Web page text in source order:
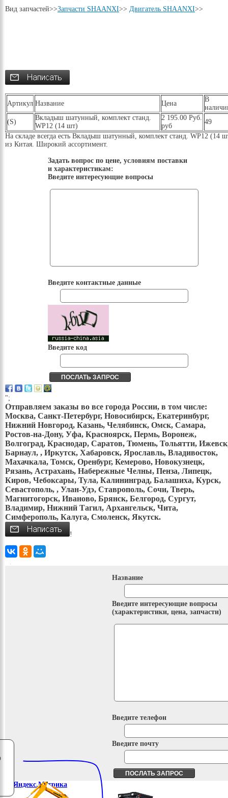
Вид запчастей>>Запчасти SHAANXI>> Двигатель SHAANXI>>
Артикул Название Цена
В
(S)
Вкладыш шатунный, комплект станд.
WP12 (14 шт)
2 195.00 Руб.
руб
49
На складе всегда есть Вкладыш шатунный, комплект станд. WP12 (14
из Китая. Широкий ассортимент.
Задать вопрос по цене, условиям поставки
и характеристикам:
Введите интересующие вопросы
Введите контактные данные
Введите код
";
Отправляем заказы во все города России, в том числе:
Москва, Санкт-Петербург, Новосибирск, Екатеринбург,
Нижний Новгород, Казань, Челябинск, Омск, Самара,
Ростов-на-Дону, Уфа, Красноярск, Пермь, Воронеж,
Волгоград, Краснодар, Саратов, Тюмень, Тольятти,
Барнаул, , Иркутск, Хабаровск, Ярославль, Владивосток,
Махачкала, Томск, Оренбург, Кемерово, Новокузнецк,
Рязань, Астрахань, Набережные Челны, Пенза, Липецк,
Киров, Чебоксары, Тула, Калининград, Балашиха, Курск,
Севастополь, , Улан-Удэ, Ставрополь, Сочи, Тверь,
Магнитогорск, Иваново, Брянск, Белгород, Сургут,
Владимир, Нижний Тагил, Архангельск, Чита,
Симферополь, Калуга, Смоленск, Якутск.
!
Название
Введите интересующие вопросы
(характеристики, цена, запчасти)
Введите телефон
Введите почту